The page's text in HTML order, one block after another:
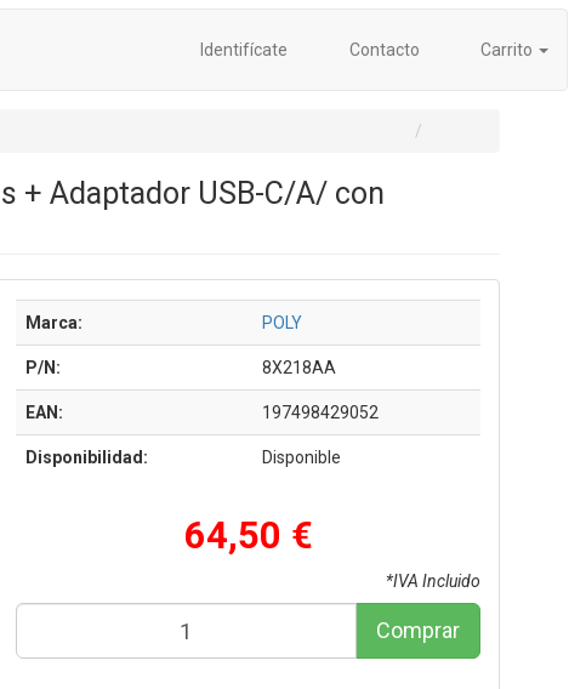
Identifícate Contacto Carrito
+ Adaptador USB-C/A/ con
Marca: POLY
P/N: 8X218AA
EAN: 197498429052
Disponibilidad: Disponible
64,50 €
*IVA Incluido
Comprar